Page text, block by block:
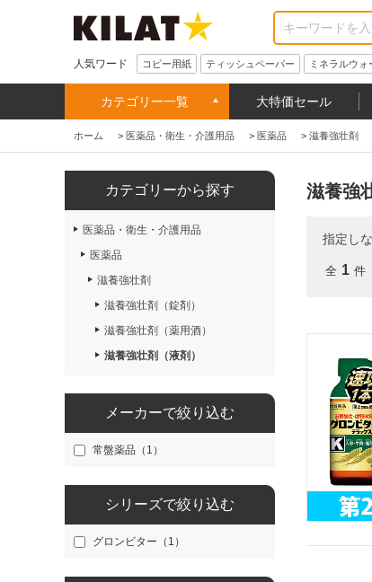
人気ワード コピー用紙 ティッシュペーパー ミネラルウォ
カテゴリー一覧 大特価セール
ホーム > 医薬品・衛生・介護用品 > 医薬品 > 滋養強壮剤
カテゴリーから探す
医薬品・衛生・介護用品
医薬品
滋養強壮剤
滋養強壮剤（錠剤）
滋養強壮剤（薬用酒）
滋養強壮剤（液剤）
メーカーで絞り込む
常盤薬品（1）
シリーズで絞り込む
グロンビター（1）
滋養強
指定し
全 1 件